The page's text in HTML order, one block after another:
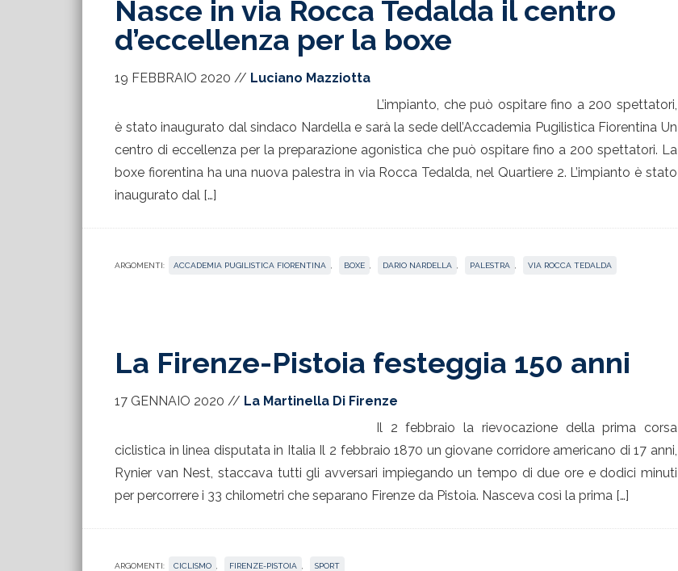
Nasce in via Rocca Tedalda il centro
d’eccellenza per la boxe
19 FEBBRAIO 2020 // Luciano Mazziotta
L’impianto, che può ospitare fino a 200 spettatori,
è stato inaugurato dal sindaco Nardella e sarà la sede dell’Accademia Pugilistica Fiorentina Un
centro di eccellenza per la preparazione agonistica che può ospitare fino a 200 spettatori. La
boxe fiorentina ha una nuova palestra in via Rocca Tedalda, nel Quartiere 2. L’impianto è stato
inaugurato dal […]
ARGOMENTI: ACCADEMIA PUGILISTICA FIORENTINA BOXE DARIO NARDELLA PALESTRA VIA ROCCA TEDALDA
La Firenze-Pistoia festeggia 150 anni
17 GENNAIO 2020 // La Martinella Di Firenze
Il 2 febbraio la rievocazione della prima corsa
ciclistica in linea disputata in Italia Il 2 febbraio 1870 un giovane corridore americano di 17 anni,
Rynier van Nest, staccava tutti gli avversari impiegando un tempo di due ore e dodici minuti
per percorrere i 33 chilometri che separano Firenze da Pistoia. Nasceva così la prima […]
ARGOMENTI: CICLISMO FIRENZE-PISTOIA SPORT